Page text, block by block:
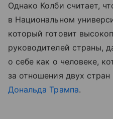
Однако Колби считает,
в Национальном
который готовит
руководителей страны,
о себе как о человеке,
за отношения двух
Дональда Трампа.